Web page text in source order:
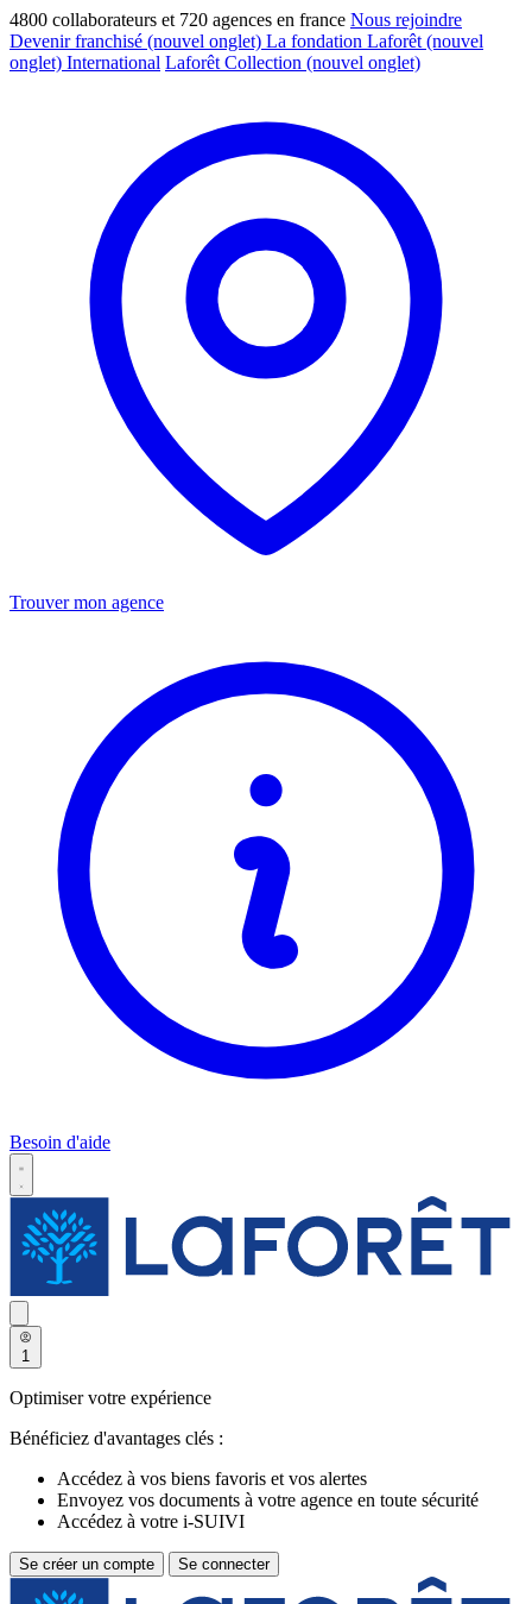
4800 collaborateurs et 720 agences en france Nous rejoindre
Devenir franchisé (nouvel onglet) La fondation Laforêt (nouvel
onglet) International Laforêt Collection (nouvel onglet)
Trouver mon agence
Besoin d'aide
1
Optimiser votre expérience
Bénéficiez d'avantages clés :
Accédez à vos biens favoris et vos alertes
Envoyez vos documents à votre agence en toute sécurité
Accédez à votre i-SUIVI
Se créer un compte Se connecter